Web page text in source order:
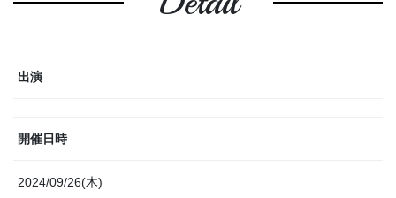
出演
開催日時
2024/09/26(木)